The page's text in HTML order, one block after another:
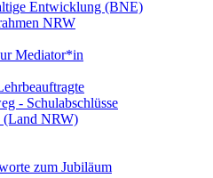
Entwicklung (BNE)
NRW
Mediator*in
- Schulabschlüsse
(Land NRW)
zum Jubiläum